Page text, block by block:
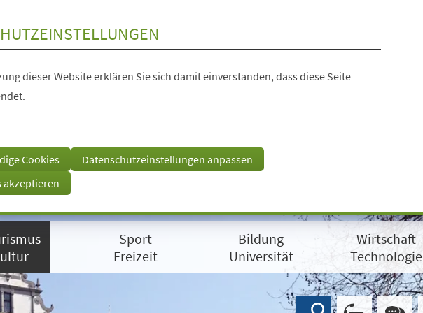
dieser Website erklären Sie sich damit einverstanden, dass diese Seite
Cookies
Datenschutzeinstellungen anpassen
akzeptieren
Sport
Freizeit
Bildung
Universität
Wirtschaft
Technologie